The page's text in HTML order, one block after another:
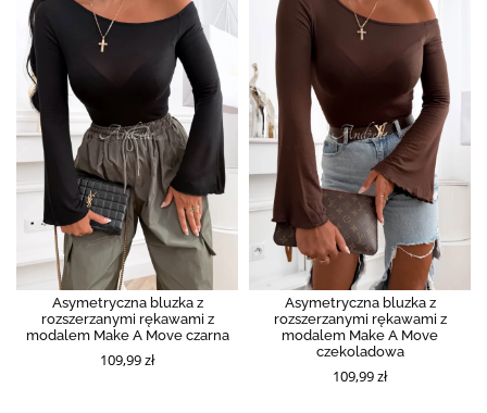
Asymetryczna bluzka z
rozszerzanymi rękawami z
modalem Make A Move czarna
109,99 zł
Asymetryczna bluzka z
rozszerzanymi rękawami z
modalem Make A Move
czekoladowa
109,99 zł